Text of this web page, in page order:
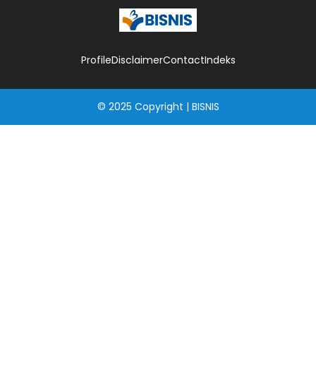
ProfileDisclaimerContactIndeks
© 2025 Copyright | BISNIS